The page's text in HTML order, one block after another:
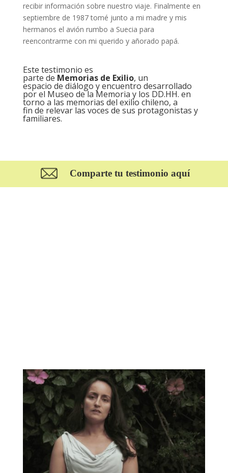
recibir información sobre nuestro viaje. Finalmente en
septiembre de 1987 tomé junto a mi madre y mis
hermanos el avión rumbo a Suecia para
reencontrarme con mi querido y añorado papá.
Este testimonio es
parte de Memorias de Exilio, un
espacio de diálogo y encuentro desarrollado
por el Museo de la Memoria y los DD.HH. en
torno a las memorias del exilio chileno, a
fin de relevar las voces de sus protagonistas y
familiares.
Comparte tu testimonio aquí